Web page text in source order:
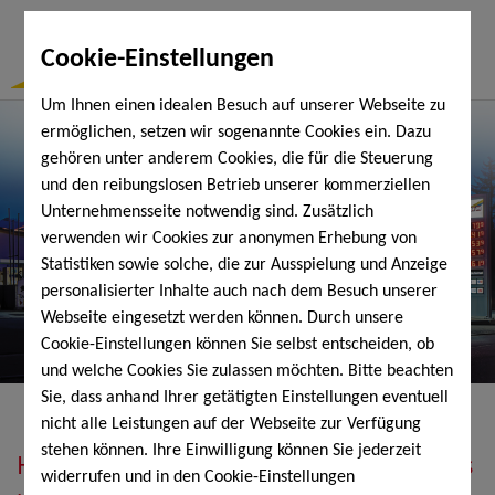
Cookie-Einstellungen
Um Ihnen einen idealen Besuch auf unserer Webseite zu
ermöglichen, setzen wir sogenannte Cookies ein. Dazu
gehören unter anderem Cookies, die für die Steuerung
und den reibungslosen Betrieb unserer kommerziellen
Unternehmensseite notwendig sind. Zusätzlich
verwenden wir Cookies zur anonymen Erhebung von
Statistiken sowie solche, die zur Ausspielung und Anzeige
personalisierter Inhalte auch nach dem Besuch unserer
Webseite eingesetzt werden können. Durch unsere
Cookie-Einstellungen können Sie selbst entscheiden, ob
und welche Cookies Sie zulassen möchten. Bitte beachten
Sie, dass anhand Ihrer getätigten Einstellungen eventuell
nicht alle Leistungen auf der Webseite zur Verfügung
stehen können. Ihre Einwilligung können Sie jederzeit
widerrufen und in den Cookie-Einstellungen
Heizöl, Diesel, Schmierstoffe, Holzpellets